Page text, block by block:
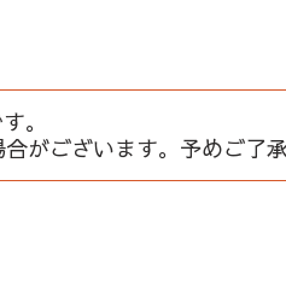
。
がございます。予めご了承